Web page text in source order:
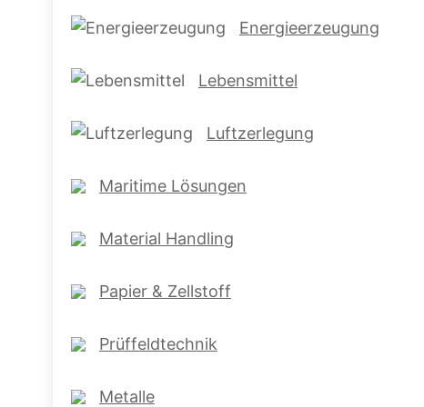
Energieerzeugung
Lebensmittel
Luftzerlegung
Maritime Lösungen
Material Handling
Papier & Zellstoff
Prüffeldtechnik
Metalle